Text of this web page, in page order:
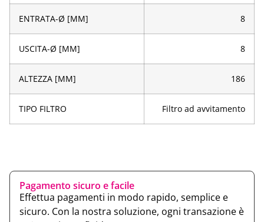
ENTRATA-Ø [MM] 8
USCITA-Ø [MM] 8
ALTEZZA [MM] 186
TIPO FILTRO Filtro ad avvitamento
Pagamento sicuro e facile
Effettua pagamenti in modo rapido, semplice e
sicuro. Con la nostra soluzione, ogni transazione è